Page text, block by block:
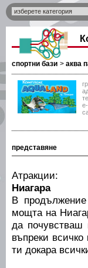
спортни бази > аква
представяне
Атракции:
Ниагара
В
мощта на
да почувстваш
въпреки
ти докара